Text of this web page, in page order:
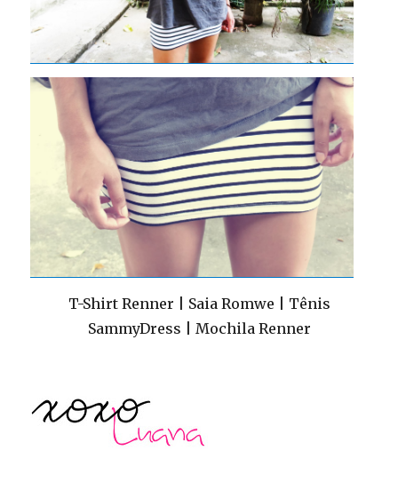
T-Shirt Renner | Saia Romwe | Tênis
SammyDress | Mochila Renner